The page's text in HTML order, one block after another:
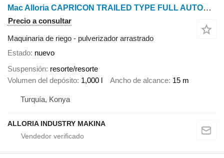
Mac Alloria CAPRICON TRAILED TYPE FULL AUTOMATIC FIELD SPRAYER MODELS
Precio a consultar
Maquinaria de riego - pulverizador arrastrado
Estado nuevo
Suspensión resorte/resorte
Volumen del depósito 1,000 l Ancho de alcance 15 m
Turquía, Konya
ALLORIA INDUSTRY MAKINA